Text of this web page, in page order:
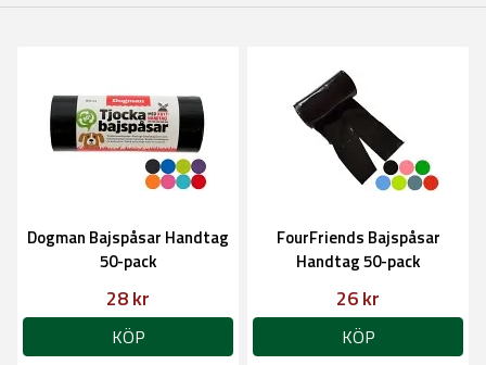
Dogman Bajspåsar Handtag
50-pack
28 kr
KÖP
FourFriends Bajspåsar
Handtag 50-pack
26 kr
KÖP